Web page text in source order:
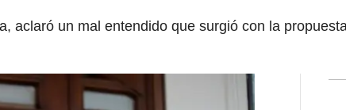
aclaró un mal entendido que surgió con la